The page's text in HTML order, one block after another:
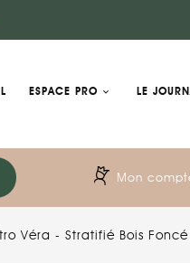
ESPACE PRO LE
Mon
Véra - Stratifié Bois